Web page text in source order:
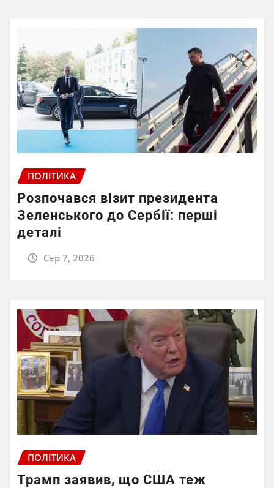
ПОЛІТИКА
Розпочався візит президента
Зеленського до Сербії: перші
деталі
Сер 7, 2026
ПОЛІТИКА
Трамп заявив, що США теж